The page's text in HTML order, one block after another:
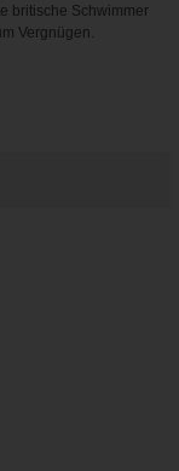
britische Schwimmer
Vergnügen.